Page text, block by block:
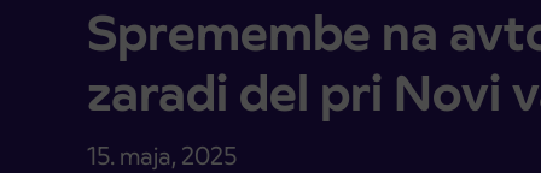
Spremembe na
zaradi del pri Novi
15. maja, 2025